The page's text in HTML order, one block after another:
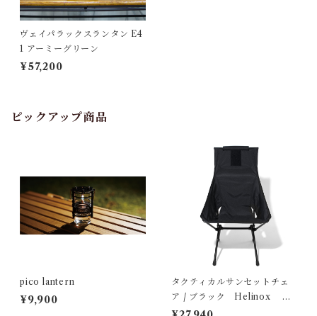
ヴェイパラックスランタン E4
1 アーミーグリーン
¥57,200
ピックアップ商品
pico lantern
¥9,900
タクティカルサンセットチェ
ア / ブラック Helinox ヘ
リノックス